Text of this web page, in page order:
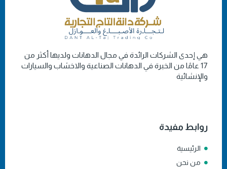
هي إحدى الشركات الرائدة في مجال الدهانات ولديها أكثر من
17 عامًا من الخبرة في الدهانات الصناعية والاخشاب والسيارات
والإنشائية
روابط مفيدة
الرئيسية
من نحن